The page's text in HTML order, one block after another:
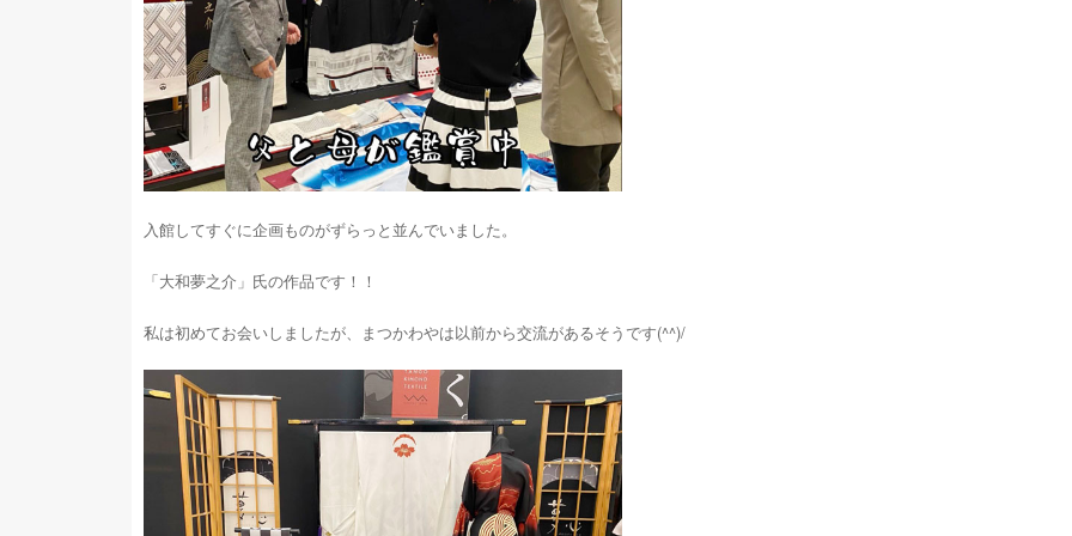
入館してすぐに企画ものがずらっと並んでいました。
「大和夢之介」氏の作品です！！
私は初めてお会いしましたが、まつかわやは以前から交流があるそうです(^^)/